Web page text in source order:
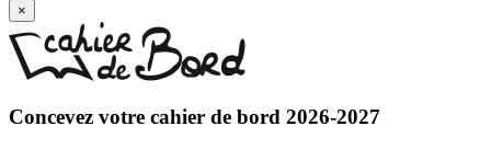
×
Concevez votre cahier de bord 2026-2027